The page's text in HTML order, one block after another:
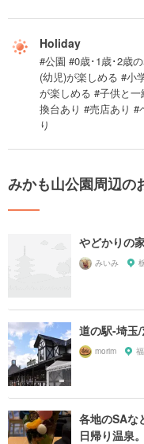
Holiday
#公園 #0歳･1歳･2歳
(幼児)が楽しめる #小
が楽しめる #子供と
換台あり #売店あり #
り
みかも山公園周辺の
やどかりの
みいみ
道の駅-埼玉
morim
各地のSAな
日帰り温泉。